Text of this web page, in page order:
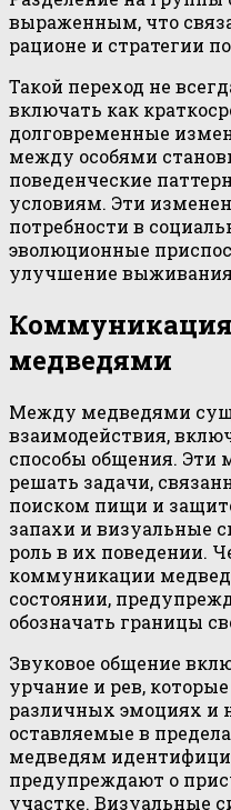
выраженным, что
рационе и стратегии
Такой переход не
включать как
долговременные
между особями
поведенческие
условиям. Эти
потребности в
эволюционные
улучшение
медведями
Между медведями
взаимодействия,
способы общения.
решать задачи,
поиском пищи и
запахи и визуальные
роль в их поведении.
коммуникации
состоянии,
обозначать границы
Звуковое общение
урчание и рев,
различных эмоциях и
оставляемые в
медведям
предупреждают о
участке. Визуальные